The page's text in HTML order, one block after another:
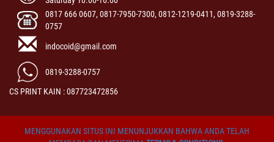
0817 666 0607, 0817-7950-7300, 0812-1219-0411, 0819-3288-
0757
indocoid@gmail.com
0819-3288-0757
CS PRINT KAIN : 087723472856
MENGGUNAKAN SITUS INI MENUNJUKKAN BAHWA ANDA TELAH